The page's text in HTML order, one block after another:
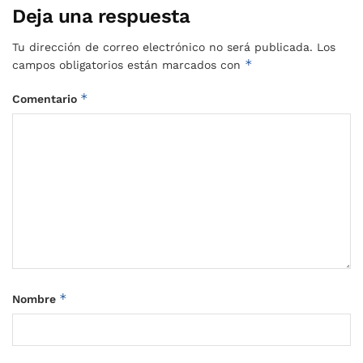
Deja una respuesta
Tu dirección de correo electrónico no será publicada. Los
campos obligatorios están marcados con *
Comentario *
Nombre *